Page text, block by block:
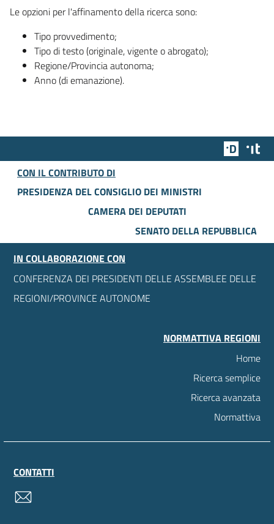
Le opzioni per l'affinamento della ricerca sono:
Tipo provvedimento;
Tipo di testo (originale, vigente o abrogato);
Regione/Provincia autonoma;
Anno (di emanazione).
Team
CON IL CONTRIBUTO DI
PRESIDENZA DEL CONSIGLIO DEI MINISTRI
CAMERA DEI DEPUTATI
SENATO DELLA REPUBBLICA
IN COLLABORAZIONE CON
CONFERENZA DEI PRESIDENTI DELLE ASSEMBLEE DELLE
REGIONI/PROVINCE AUTONOME
NORMATTIVA REGIONI
Home
Ricerca semplice
Ricerca avanzata
Normattiva
CONTATTI